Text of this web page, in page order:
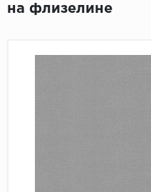
на флизелине